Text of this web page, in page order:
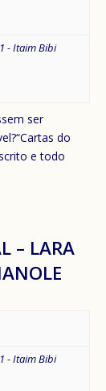
- Itaim Bibi
ser
do
e todo
– LARA
- Itaim Bibi